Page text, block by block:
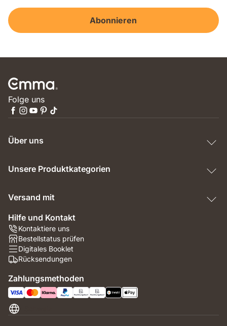
Abonnieren
Folge uns
Über uns
Unsere Produktkategorien
Versand mit
Hilfe und Kontakt
Kontaktiere uns
Bestellstatus prüfen
Digitales Booklet
Rücksendungen
Zahlungsmethoden